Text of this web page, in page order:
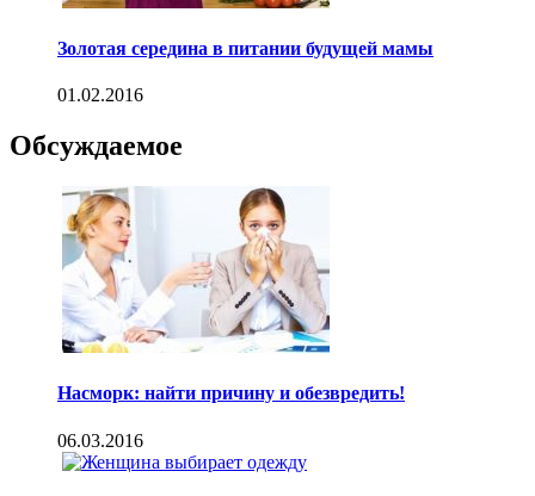
Золотая середина в питании будущей мамы
01.02.2016
Обсуждаемое
Насморк: найти причину и обезвредить!
06.03.2016